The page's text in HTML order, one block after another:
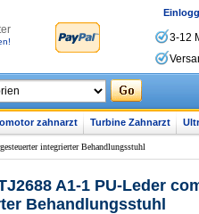
3-12
zahnarzt Turbine Zahnarzt
integrierter Behandlungsstuhl
A1-1 PU-Leder
Behandlungsstuhl